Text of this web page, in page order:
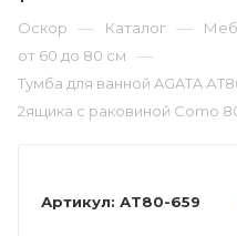
Оскор — Каталог —
от 60 до 80 см —
Тумба для ванной AGATA
2ящика с раковиной Como
Артикул: АТ80-659